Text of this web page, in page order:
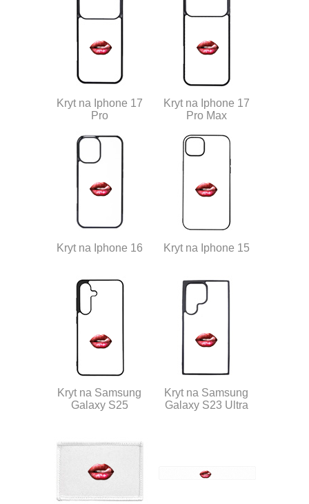
Kryt na Iphone 17
Pro
Kryt na Iphone 17
Pro Max
Kryt na Iphone 16 Kryt na Iphone 15
Kryt na Samsung
Galaxy S25
Kryt na Samsung
Galaxy S23 Ultra